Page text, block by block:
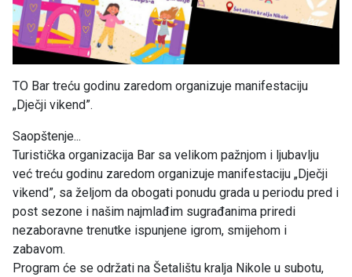
TO Bar treću godinu zaredom organizuje manifestaciju
„Dječji vikend”.
Saopštenje...
Turistička organizacija Bar sa velikom pažnjom i ljubavlju
već treću godinu zaredom organizuje manifestaciju „Dječji
vikend”, sa željom da obogati ponudu grada u periodu pred i
post sezone i našim najmlađim sugrađanima priredi
nezaboravne trenutke ispunjene igrom, smijehom i
zabavom.
Program će se održati na Šetalištu kralja Nikole u subotu,